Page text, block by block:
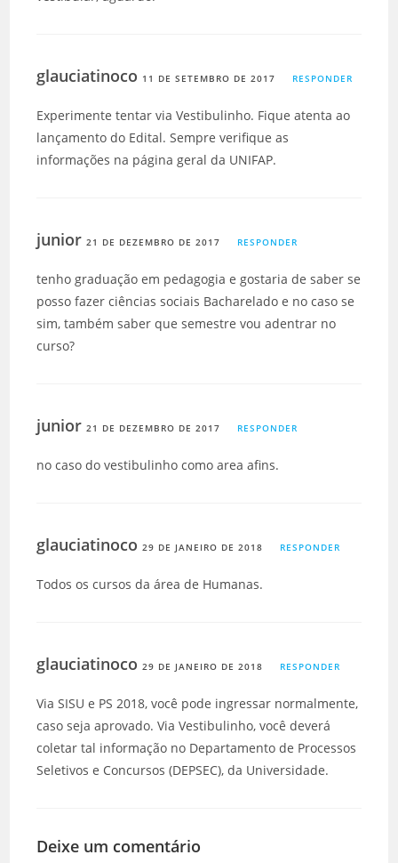
glauciatinoco 11 DE SETEMBRO DE 2017 RESPONDER
Experimente tentar via Vestibulinho. Fique atenta ao
lançamento do Edital. Sempre verifique as
informações na página geral da UNIFAP.
junior21 DE DEZEMBRO DE 2017 RESPONDER
tenho graduação em pedagogia e gostaria de saber se
posso fazer ciências sociais Bacharelado e no caso se
sim, também saber que semestre vou adentrar no
curso?
junior21 DE DEZEMBRO DE 2017 RESPONDER
no caso do vestibulinho como area afins.
glauciatinoco29 DE JANEIRO DE 2018 RESPONDER
Todos os cursos da área de Humanas.
glauciatinoco29 DE JANEIRO DE 2018 RESPONDER
Via SISU e PS 2018, você pode ingressar normalmente,
caso seja aprovado. Via Vestibulinho, você deverá
coletar tal informação no Departamento de Processos
Seletivos e Concursos (DEPSEC), da Universidade.
Deixe um comentário